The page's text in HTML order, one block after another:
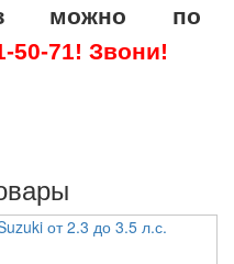
можно по
50-71! Звони!